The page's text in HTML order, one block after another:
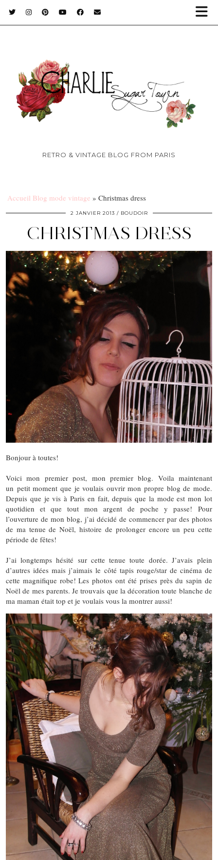
RETRO & VINTAGE BLOG FROM PARIS
Accueil Blog mode vintage » Christmas dress
2 JANVIER 2013 BOUDOIR
CHRISTMAS DRESS
Bonjour à toutes!
Voici mon premier post, mon premier blog. Voila maintenant
un petit moment que je voulais ouvrir mon propre blog de mode.
Depuis que je vis à Paris en fait, depuis que la mode est mon lot
quotidien et que tout mon argent de poche y passe! Pour
l’ouverture de mon blog, j’ai décidé de commencer par des photos
de ma tenue de Noël, histoire de prolonger encore un peu cette
période de fêtes!
J’ai longtemps hésité sur cette tenue toute dorée. J’avais plein
d’autres idées mais j’aimais le côté tapis rouge/star de cinéma de
cette magnifique robe! Les photos ont été prises près du sapin de
Noël de mes parents. Je trouvais que la décoration toute blanche de
ma maman était top et je voulais vous la montrer aussi!